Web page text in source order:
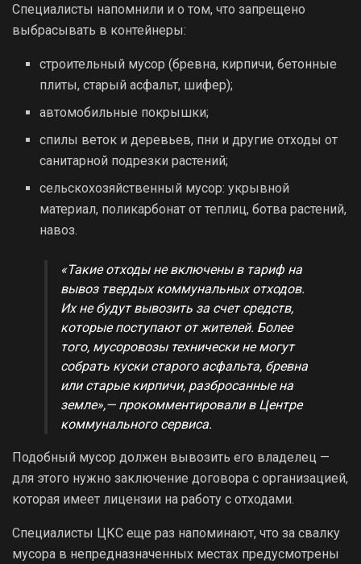
Специалисты напомнили и о том, что запрещено
выбрасывать в контейнеры:
строительный мусор (бревна, кирпичи, бетонные
плиты, старый асфальт, шифер);
автомобильные покрышки;
спилы веток и деревьев, пни и другие отходы от
санитарной подрезки растений;
сельскохозяйственный мусор: укрывной
материал, поликарбонат от теплиц, ботва растений,
навоз.
«Такие отходы не включены в тариф на
вывоз твердых коммунальных отходов.
Их не будут вывозить за счет средств,
которые поступают от жителей. Более
того, мусоровозы технически не могут
собрать куски старого асфальта, бревна
или старые кирпичи, разбросанные на
земле»,— прокомментировали в Центре
коммунального сервиса.
Подобный мусор должен вывозить его владелец —
для этого нужно заключение договора с организацией,
которая имеет лицензии на работу с отходами.
Специалисты ЦКС еще раз напоминают, что за свалку
мусора в непредназначенных местах предусмотрены